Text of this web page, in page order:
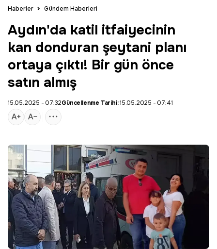
Haberler Gündem Haberleri
Aydın'da katil itfaiyecinin
kan donduran şeytani planı
ortaya çıktı! Bir gün önce
satın almış
15.05.2025 - 07:32Güncellenme Tarihi:15.05.2025 - 07:41